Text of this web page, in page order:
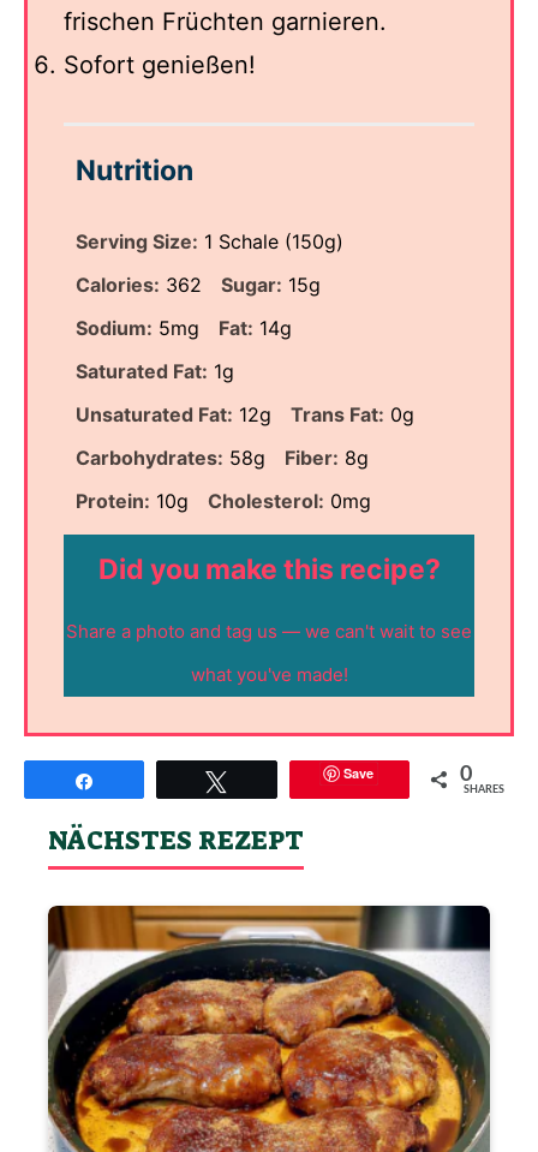
frischen Früchten garnieren.
Sofort genießen!
Nutrition
Serving Size: 1 Schale (150g)
Calories: 362 Sugar: 15g
Sodium: 5mg Fat: 14g
Saturated Fat: 1g
Unsaturated Fat: 12g Trans Fat: 0g
Carbohydrates: 58g Fiber: 8g
Protein: 10g Cholesterol: 0mg
Did you make this recipe?
Share a photo and tag us — we can't wait to see
what you've made!
Save 0
SHARES
NÄCHSTES REZEPT